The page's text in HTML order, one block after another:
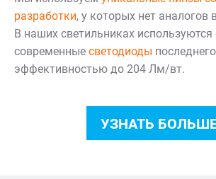
разработки, у которых нет аналогов
В наших светильниках
современные светодиоды
эффективностью до 204 Лм/вт.
УЗНАТЬ